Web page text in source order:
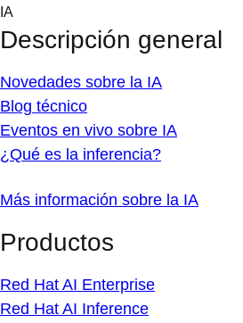
Skip
content
IA
Descripción general
Novedades sobre la IA
Blog técnico
Eventos en vivo sobre IA
¿Qué es la inferencia?
Más información sobre la IA
Productos
Red Hat AI Enterprise
Red Hat AI Inference